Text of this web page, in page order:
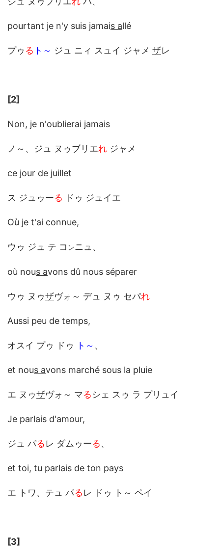
pourtant je n'y suis jamais allé
プゥ る ト～ ジュ ニィ スュイ ジャメ ザレ
[2]
Non, je n'oublierai jamais
ノ～、ジュ ヌゥブリエれ ジャメ
ce jour de juillet
ス ジュゥーる ドゥ ジュイエ
Où je t'ai connue,
ウゥ ジュ テ コ ンニュ、
où nous avons dû nous séparer
ウゥ ヌゥザヴォ～ デュ ヌゥ セパれ
Aussi peu de temps,
オスイ プゥ ドゥ ト～ 、
et nous avons marché sous la pluie
エ ヌゥザヴォ～ マるシェ スゥ ラ プリュイ
Je parlais d'amour,
ジュ パるレ ダムゥーる、
et toi, tu parlais de ton pays
エ トワ、テュ パるレ ドゥ ト～ ペイ
[3]